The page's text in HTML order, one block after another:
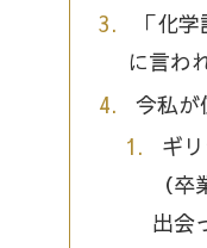
「化
に言わ
今私が
ギ
（
出会